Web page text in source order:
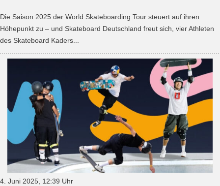
Die Saison 2025 der World Skateboarding Tour steuert auf ihren
Höhepunkt zu – und Skateboard Deutschland freut sich, vier Athleten
des Skateboard Kaders...
4. Juni 2025, 12:39 Uhr